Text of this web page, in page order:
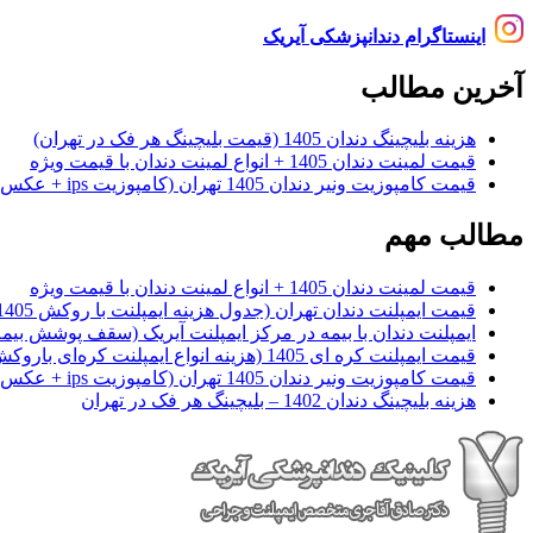
اینستاگرام دندانپزشکی آیریک
آخرین مطالب
هزینه بلیچینگ دندان 1405 (قیمت بلیچینگ هر فک در تهران)
قیمت لمینت دندان 1405 + انواع لمینت دندان با قیمت ویژه
قیمت کامپوزیت ونیر دندان 1405 تهران (کامپوزیت ips + عکس)
مطالب مهم
قیمت لمینت دندان 1405 + انواع لمینت دندان با قیمت ویژه
قیمت ایمپلنت دندان تهران (جدول هزینه ایمپلنت با روکش 1405)
ایمپلنت دندان با بیمه در مرکز ایمپلنت آیریک (سقف پوشش
قیمت ایمپلنت کره ای‌ 1405 (هزینه انواع ایمپلنت کره‌ای با‌روکش)
قیمت کامپوزیت ونیر دندان 1405 تهران (کامپوزیت ips + عکس)
هزینه بلیچینگ دندان 1402 – بلیچینگ هر فک در تهران